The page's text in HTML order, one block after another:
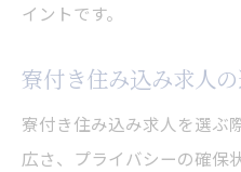
イントです。
寮付き住み込み求人
寮付き住み込み求人を選ぶ
広さ、プライバシーの確保